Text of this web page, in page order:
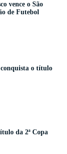
vence o São
de Futebol
o título
da 2ª Copa